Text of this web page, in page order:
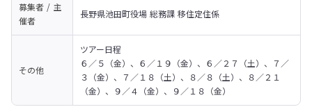
募集者 / 主
催者
長野県池田町役場 総務課 移住定住係
その他
ツアー日程
６／５（金）、６／１９（金）、６／２７（土）、７／
３（金）、７／１８（土）、８／８（土）、８／２１
（金）、９／４（金）、９／１８（金）